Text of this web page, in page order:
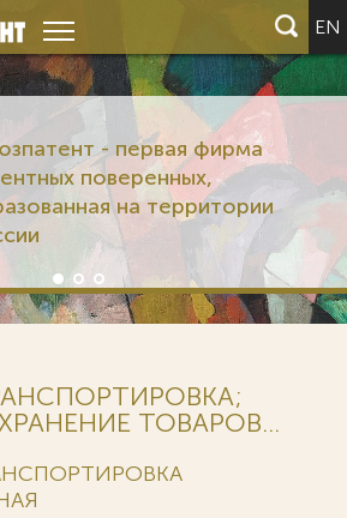
EN
- первая фирма
поверенных,
на территории
ТОВАРОВ...